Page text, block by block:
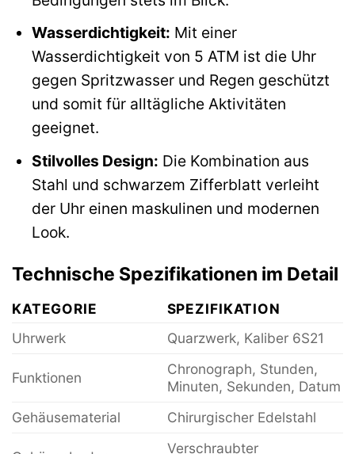
Wasserdichtigkeit: Mit einer
Wasserdichtigkeit von 5 ATM ist die Uhr
gegen Spritzwasser und Regen geschützt
und somit für alltägliche Aktivitäten
geeignet.
Stilvolles Design: Die Kombination aus
Stahl und schwarzem Zifferblatt verleiht
der Uhr einen maskulinen und modernen
Look.
Technische Spezifikationen im Detail
KATEGORIE
SPEZIFIKATION
Uhrwerk
Quarzwerk, Kaliber 6S21
Funktionen
Chronograph, Stunden,
Minuten, Sekunden, Datum
Gehäusematerial
Chirurgischer Edelstahl
Verschraubter